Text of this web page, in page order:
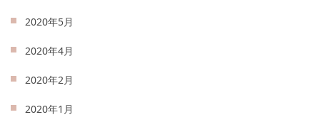
2020年5月
2020年4月
2020年2月
2020年1月